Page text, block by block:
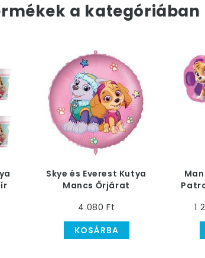
a kategóriában
Skye és Everest Kutya
Mancs Őrjárat
4 080 Ft
KOSÁRBA
1